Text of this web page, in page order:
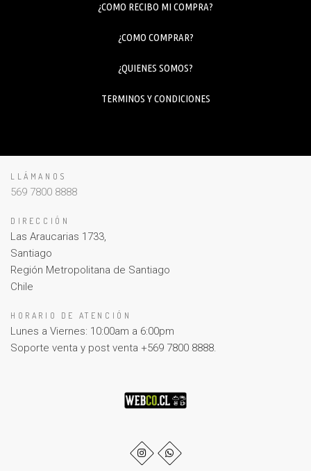
¿COMO RECIBO MI COMPRA?
¿COMO COMPRAR?
¿QUIENES SOMOS?
TERMINOS Y CONDICIONES
LLÁMANOS
569 7800 8888
DIRECCIÓN
Las Araucarias 1733,
Santiago
Región Metropolitana de Santiago
Chile
HORARIO DE ATENCIÓN
Lunes a Viernes: 10:00am a 6:00pm
Soporte venta y post venta +569 7800 8888.